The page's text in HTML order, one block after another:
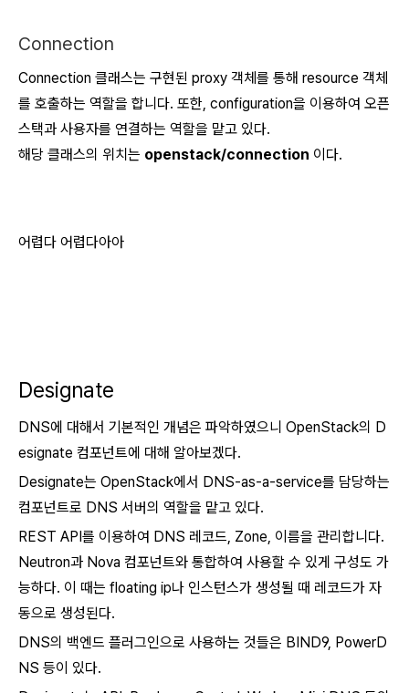
Connection
Connection 클래스는 구현된 proxy 객체를 통해 resource 객체
를 호출하는 역할을 합니다. 또한, configuration을 이용하여 오픈
스택과 사용자를 연결하는 역할을 맡고 있다.
해당 클래스의 위치는 openstack/connection 이다.
어렵다 어렵다아아
Designate
DNS에 대해서 기본적인 개념은 파악하였으니 OpenStack의 D
esignate 컴포넌트에 대해 알아보겠다.
Designate는 OpenStack에서 DNS-as-a-service를 담당하는
컴포넌트로 DNS 서버의 역할을 맡고 있다.
REST API를 이용하여 DNS 레코드, Zone, 이름을 관리합니다.
Neutron과 Nova 컴포넌트와 통합하여 사용할 수 있게 구성도 가
능하다. 이 때는 floating ip나 인스턴스가 생성될 때 레코드가 자
동으로 생성된다.
DNS의 백엔드 플러그인으로 사용하는 것들은 BIND9, PowerD
NS 등이 있다.